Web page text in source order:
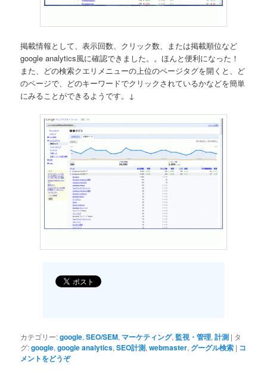
掲載情報として、表示回数、クリック数、または掲載順位など
google analytics風に確認できました。。ほんと便利になった！
また、どの検索クエリメニューの上位のページタグを開くと、ど
のページで、どのキーワードでクリックされているかなどを簡単
にみることができるようです。↓
カテゴリー:google,SEO/SEM, マーケティング, 監視・管理,計測 | タ
グ:google,google analytics,SEO計測,webmaster, グーグル検索 | コ
メントをどうぞ